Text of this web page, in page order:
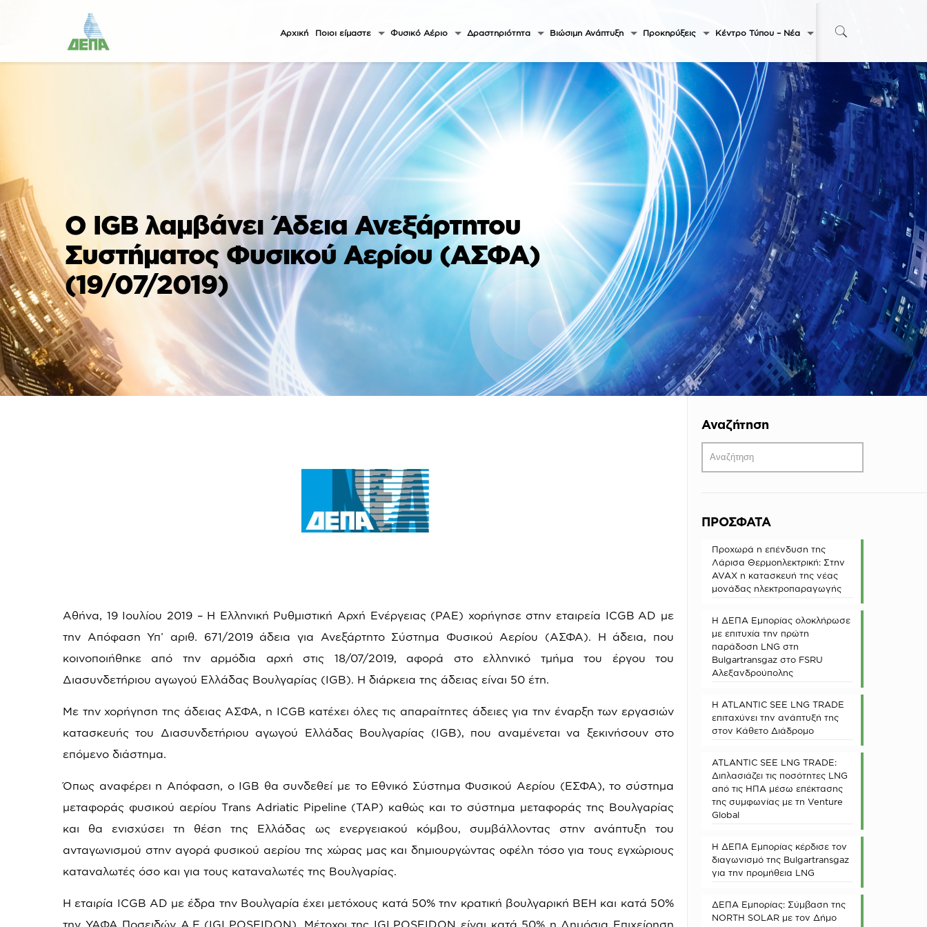
Αρχική Ποιοι είμαστε Φυσικό Αέριο Δραστηριότητα Βιώσιμη Ανάπτυξη Προκηρύξεις Κέντρο Τύπου – Νέα
Ο IGB λαμβάνει Άδεια Ανεξάρτητου
Συστήματος Φυσικού Αερίου (ΑΣΦΑ)
(19/07/2019)
Αθήνα, 19 Ιουλίου 2019 – Η Ελληνική Ρυθμιστική Αρχή Ενέργειας (ΡΑΕ) χορήγησε στην εταιρεία ICGB AD με
την Απόφαση Υπ’ αριθ. 671/2019 άδεια για Ανεξάρτητο Σύστημα Φυσικού Αερίου (ΑΣΦΑ). Η άδεια, που
κοινοποιήθηκε από την αρμόδια αρχή στις 18/07/2019, αφορά στο ελληνικό τμήμα του έργου του
Διασυνδετήριου αγωγού Ελλάδας Βουλγαρίας (IGB). Η διάρκεια της άδειας είναι 50 έτη.
Με την χορήγηση της άδειας ΑΣΦΑ, η ICGB κατέχει όλες τις απαραίτητες άδειες για την έναρξη των εργασιών
κατασκευής του Διασυνδετήριου αγωγού Ελλάδας Βουλγαρίας (IGB), που αναμένεται να ξεκινήσουν στο
επόμενο διάστημα.
Όπως αναφέρει η Απόφαση, ο IGB θα συνδεθεί με το Εθνικό Σύστημα Φυσικού Αερίου (ΕΣΦΑ), το σύστημα
μεταφοράς φυσικού αερίου Τrans Αdriatic Pipeline (TAP) καθώς και το σύστημα μεταφοράς της Βουλγαρίας
και θα ενισχύσει τη θέση της Ελλάδας ως ενεργειακού κόμβου, συμβάλλοντας στην ανάπτυξη του
ανταγωνισμού στην αγορά φυσικού αερίου της χώρας μας και δημιουργώντας οφέλη τόσο για τους εγχώριους
καταναλωτές όσο και για τους καταναλωτές της Βουλγαρίας.
Η εταιρία ICGB AD με έδρα την Βουλγαρία έχει μετόχους κατά 50% την κρατική βουλγαρική BEH και κατά 50%
την ΥΑΦΑ Ποσειδών Α.Ε (IGI POSEIDON). Μέτοχοι της IGI POSEIDON είναι κατά 50% η Δημόσια Επιχείρηση
Αναζήτηση
ΠΡΟΣΦΑΤΑ
Προχωρά η επένδυση της
Λάρισα Θερμοηλεκτρική: Στην
AVAX η κατασκευή της νέας
μονάδας ηλεκτροπαραγωγής
Η ΔΕΠΑ Εμπορίας ολοκλήρωσε
με επιτυχία την πρώτη
παράδοση LNG στη
Bulgartransgaz στο FSRU
Αλεξανδρούπολης
Η ATLANTIC SEE LNG TRADE
επιταχύνει την ανάπτυξή της
στον Κάθετο Διάδρομο
ATLANTIC SEE LNG TRADE:
Διπλασιάζει τις ποσότητες LNG
από τις ΗΠΑ μέσω επέκτασης
της συμφωνίας με τη Venture
Global
Η ΔΕΠΑ Εμπορίας κέρδισε τον
διαγωνισμό της Bulgartransgaz
για την προμήθεια LNG
ΔΕΠΑ Εμπορίας: Σύμβαση της
NORTH SOLAR με τον Δήμο